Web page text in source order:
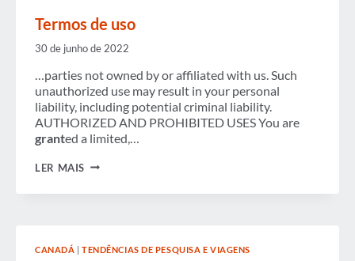
Termos de uso
30 de junho de 2022
…parties not owned by or affiliated with us. Such
unauthorized use may result in your personal
liability, including potential criminal liability.
AUTHORIZED AND PROHIBITED USES You are
granted a limited,…
LER MAIS TERMOS
CANADÁ |TENDÊNCIAS DE PESQUISA E VIAGENS